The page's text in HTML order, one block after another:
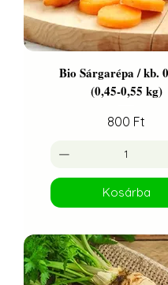
Bio Sárgarépa / kb.
(0,45-0,55 kg)
Ár
800 Ft
Kosárba